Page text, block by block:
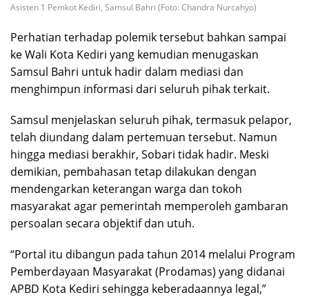
Asisten 1 Pemkot Kediri, Samsul Bahri (Foto: Chandra Nurcahyo)
Perhatian terhadap polemik tersebut bahkan sampai
ke Wali Kota Kediri yang kemudian menugaskan
Samsul Bahri untuk hadir dalam mediasi dan
menghimpun informasi dari seluruh pihak terkait.
Samsul menjelaskan seluruh pihak, termasuk pelapor,
telah diundang dalam pertemuan tersebut. Namun
hingga mediasi berakhir, Sobari tidak hadir. Meski
demikian, pembahasan tetap dilakukan dengan
mendengarkan keterangan warga dan tokoh
masyarakat agar pemerintah memperoleh gambaran
persoalan secara objektif dan utuh.
“Portal itu dibangun pada tahun 2014 melalui Program
Pemberdayaan Masyarakat (Prodamas) yang didanai
APBD Kota Kediri sehingga keberadaannya legal,”